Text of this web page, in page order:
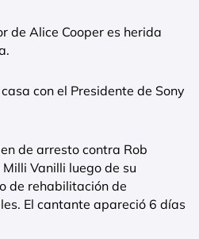
de Alice Cooper es herida
con el Presidente de Sony
de arresto contra Rob
Vanilli luego de su
de rehabilitación de
El cantante apareció 6 días